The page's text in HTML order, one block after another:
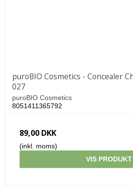
puroBIO Cosmetics - Concealer
027
puroBIO Cosmetics
8051411365792
89,00 DKK
(inkl. moms)
VIS PRODUKT